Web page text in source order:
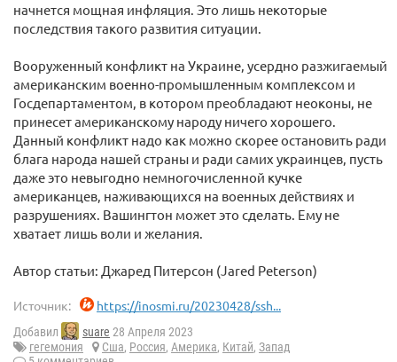
начнется мощная инфляция. Это лишь некоторые
последствия такого развития ситуации.
Вооруженный конфликт на Украине, усердно разжигаемый
американским военно-промышленным комплексом и
Госдепартаментом, в котором преобладают неоконы, не
принесет американскому народу ничего хорошего.
Данный конфликт надо как можно скорее остановить ради
блага народа нашей страны и ради самих украинцев, пусть
даже это невыгодно немногочисленной кучке
американцев, наживающихся на военных действиях и
разрушениях. Вашингтон может это сделать. Ему не
хватает лишь воли и желания.
Автор статьи: Джаред Питерсон (Jared Peterson)
Источник: https://inosmi.ru/20230428/ssh...
Добавил suare 28 Апреля 2023
гегемония
Сша, Россия, Америка, Китай, Запад